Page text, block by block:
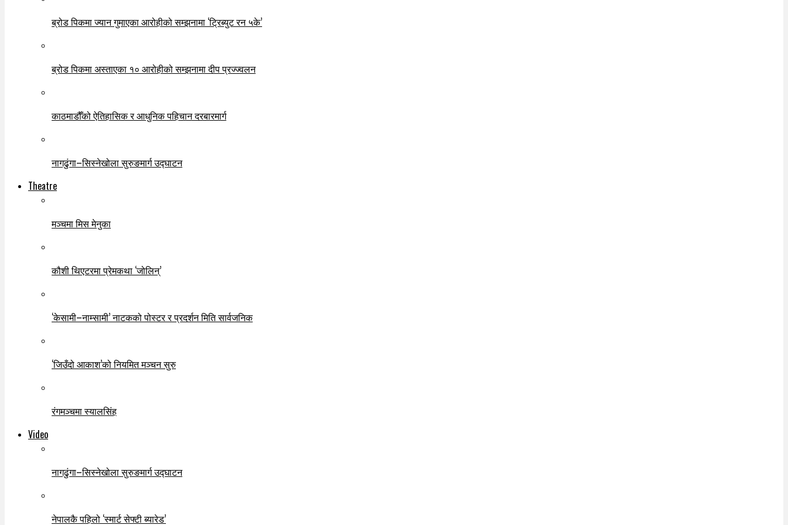
ब्रोड पिकमा ज्यान गुमाएका आरोहीको सम्झनामा ‘ट्रिब्युट रन ५के’
ब्रोड पिकमा अस्ताएका १० आरोहीको सम्झनामा दीप प्रज्ज्वलन
काठमाडौँको ऐतिहासिक र आधुनिक पहिचान दरबारमार्ग
नागढुंगा–सिस्नेखोला सुरुङमार्ग उद्घाटन
Theatre
मञ्चमा मिस मेनुका
कौशी थिएटरमा प्रेमकथा ‘जोलिन्’
‘केसामी–नाम्सामी’ नाटकको पोस्टर र प्रदर्शन मिति सार्वजनिक
‘जिउँदो आकाश’को नियमित मञ्चन सुरु
रंगमञ्चमा स्यालसिंह
Video
नागढुंगा–सिस्नेखोला सुरुङमार्ग उद्घाटन
नेपालकै पहिलो ‘स्मार्ट सेफ्टी ब्यारेड’